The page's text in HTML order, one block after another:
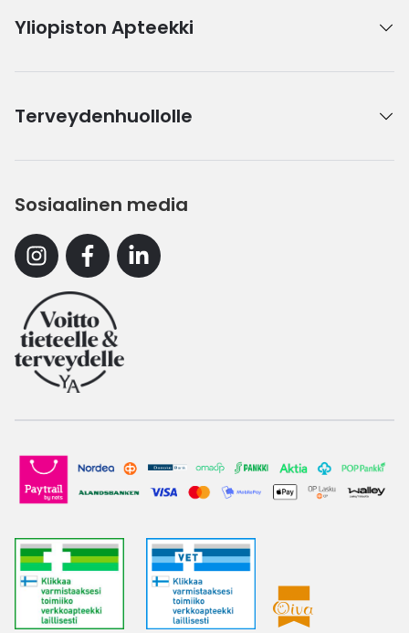
Yliopiston Apteekki
Terveydenhuollolle
Sosiaalinen media
InstagramFacebookLinkedin